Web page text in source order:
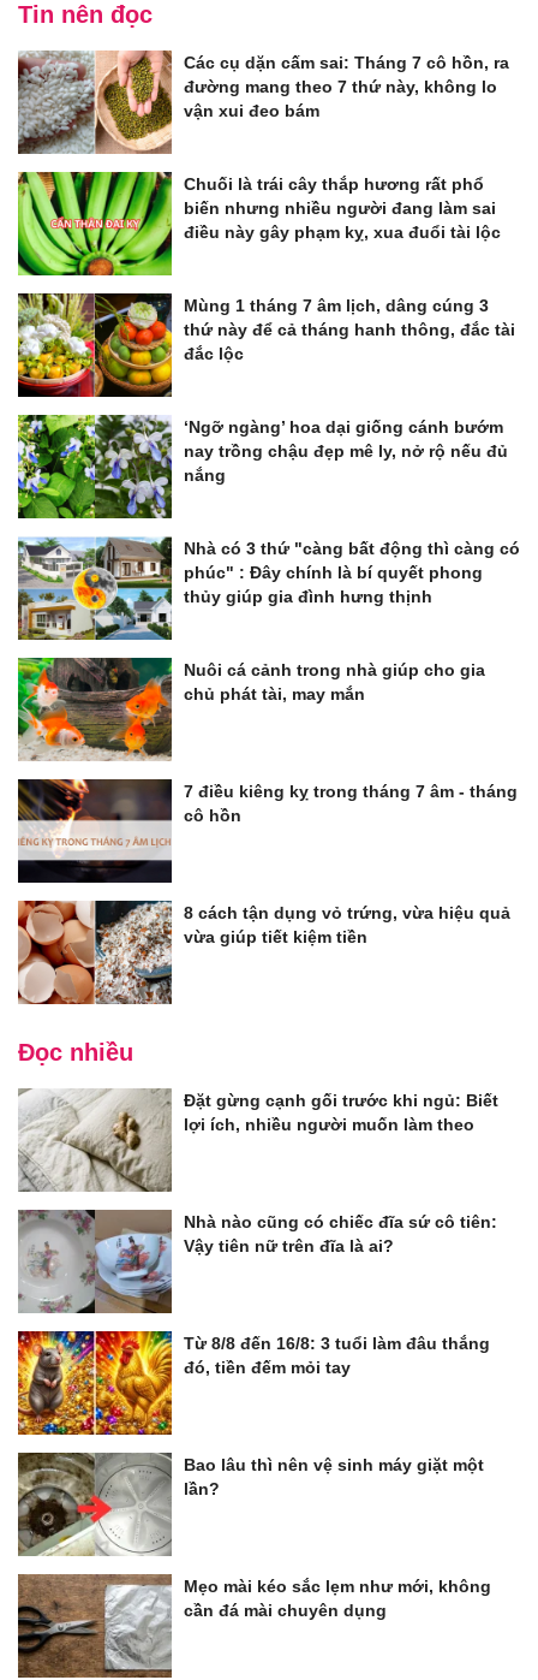
Tin nên đọc
Các cụ dặn cấm sai: Tháng 7 cô hồn, ra
đường mang theo 7 thứ này, không lo
vận xui đeo bám
Chuối là trái cây thắp hương rất phổ
biến nhưng nhiều người đang làm sai
điều này gây phạm kỵ, xua đuổi tài lộc
Mùng 1 tháng 7 âm lịch, dâng cúng 3
thứ này để cả tháng hanh thông, đắc tài
đắc lộc
‘Ngỡ ngàng’ hoa dại giống cánh bướm
nay trồng chậu đẹp mê ly, nở rộ nếu đủ
nắng
Nhà có 3 thứ "càng bất động thì càng có
phúc" : Đây chính là bí quyết phong
thủy giúp gia đình hưng thịnh
Nuôi cá cảnh trong nhà giúp cho gia
chủ phát tài, may mắn
7 điều kiêng kỵ trong tháng 7 âm - tháng
cô hồn
8 cách tận dụng vỏ trứng, vừa hiệu quả
vừa giúp tiết kiệm tiền
Đọc nhiều
Đặt gừng cạnh gối trước khi ngủ: Biết
lợi ích, nhiều người muốn làm theo
Nhà nào cũng có chiếc đĩa sứ cô tiên:
Vậy tiên nữ trên đĩa là ai?
Từ 8/8 đến 16/8: 3 tuổi làm đâu thắng
đó, tiền đếm mỏi tay
Bao lâu thì nên vệ sinh máy giặt một
lần?
Mẹo mài kéo sắc lẹm như mới, không
cần đá mài chuyên dụng